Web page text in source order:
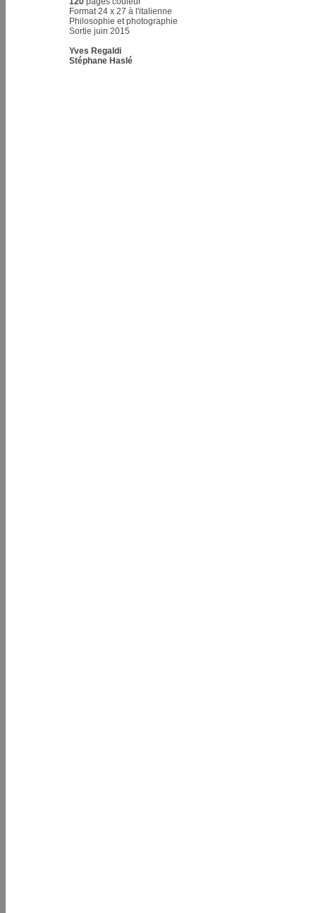
Format 24 x 27 à l'italienne
Philosophie et photographie
Sortie juin 2015
Yves Regaldi
Stéphane Haslé